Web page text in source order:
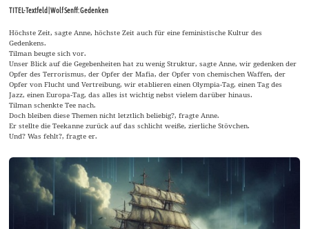
TITEL-Textfeld | Wolf Senff: Gedenken
Höchste Zeit, sagte Anne, höchste Zeit auch für eine feministische Kultur des
Gedenkens.
Tilman beugte sich vor.
Unser Blick auf die Gegebenheiten hat zu wenig Struktur, sagte Anne, wir gedenken der
Opfer des Terrorismus, der Opfer der Mafia, der Opfer von chemischen Waffen, der
Opfer von Flucht und Vertreibung, wir etablieren einen Olympia-Tag, einen Tag des
Jazz, einen Europa-Tag, das alles ist wichtig nebst vielem darüber hinaus.
Tilman schenkte Tee nach.
Doch bleiben diese Themen nicht letztlich beliebig?, fragte Anne.
Er stellte die Teekanne zurück auf das schlicht weiße, zierliche Stövchen.
Und? Was fehlt?, fragte er.